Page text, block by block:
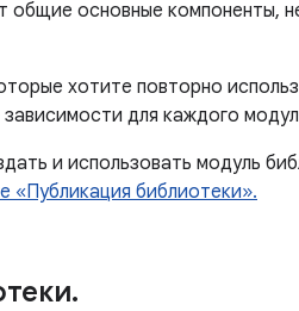
общие основные компоненты,
хотите повторно
для каждого
и использовать модуль
«Публикация библиотеки».
.